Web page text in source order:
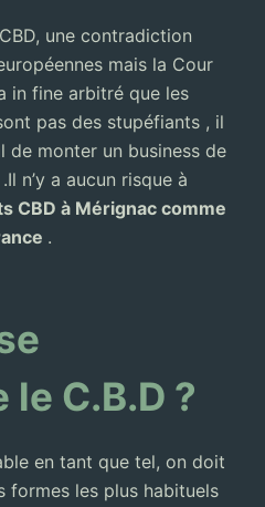
une contradiction
mais la Cour
in fine arbitré que les
pas des stupéfiants , il
de monter un business de
n’y a aucun risque à
CBD à Mérignac comme
.
C.B.D ?
en tant que tel, on doit
formes les plus habituels